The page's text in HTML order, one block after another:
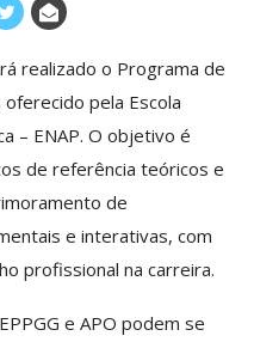
realizado o Programa de
pela Escola
– ENAP. O objetivo é
de referência teóricos e
de
e interativas, com
profissional na carreira.
e APO podem se